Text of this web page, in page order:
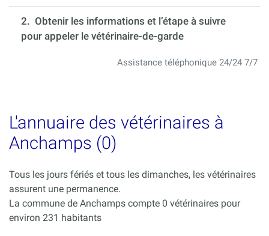
2. Obtenir les informations et l’étape à suivre
pour appeler le vétérinaire-de-garde
Assistance téléphonique 24/24 7/7
L'annuaire des vétérinaires à
Anchamps (0)
Tous les jours fériés et tous les dimanches, les vétérinaires
assurent une permanence.
La commune de Anchamps compte 0 vétérinaires pour
environ 231 habitants